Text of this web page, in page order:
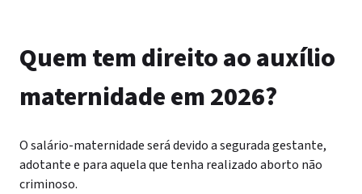
Quem tem direito ao auxílio
maternidade em 2026?
O salário-maternidade será devido a segurada gestante,
adotante e para aquela que tenha realizado aborto não
criminoso.